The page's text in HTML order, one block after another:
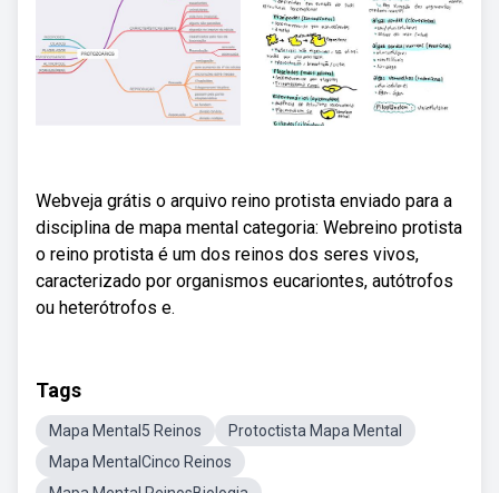
Webveja grátis o arquivo reino protista enviado para a
disciplina de mapa mental categoria: Webreino protista
o reino protista é um dos reinos dos seres vivos,
caracterizado por organismos eucariontes, autótrofos
ou heterótrofos e.
Tags
Mapa Mental5 Reinos
Protoctista Mapa Mental
Mapa MentalCinco Reinos